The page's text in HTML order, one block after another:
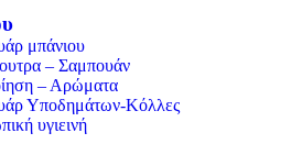
μπάνιου
– Σαμπουάν
– Αρώματα
Υποδημάτων-Κόλλες
υγιεινή